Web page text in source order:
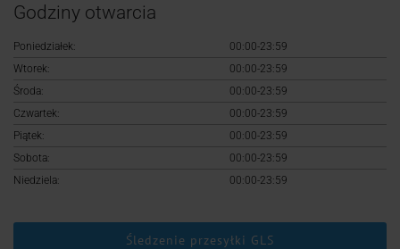
Godziny otwarcia
Poniedziałek:
00:00-23:59
Wtorek:
00:00-23:59
Środa:
00:00-23:59
Czwartek:
00:00-23:59
Piątek:
00:00-23:59
Sobota:
00:00-23:59
Niedziela:
00:00-23:59
Śledzenie przesyłki GLS